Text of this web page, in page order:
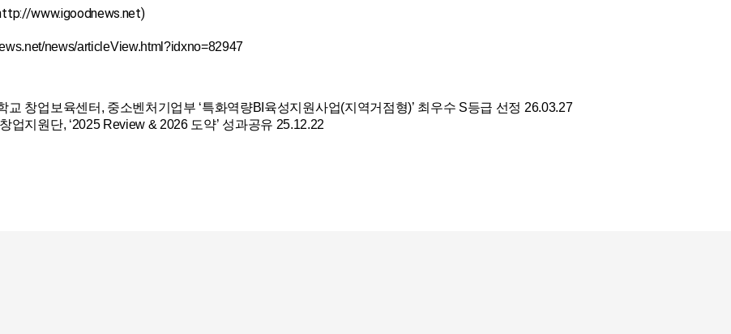
www.igoodnews.net)
news/articleView.html?idxno=82947
교 창업보육센터, 중소벤처기업부 ‘특화역량BI육성지원사업(지역거점형)’ 최우수 S등급 선정 26.03.27
업지원단, ‘2025 Review & 2026 도약’ 성과공유 25.12.22